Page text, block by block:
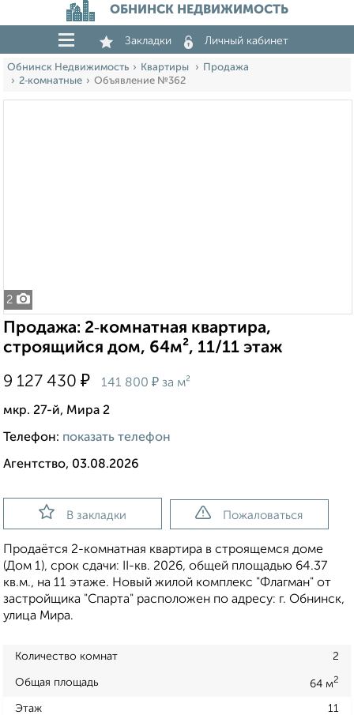
ОБНИНСК НЕДВИЖИМОСТЬ
Закладки Личный кабинет
Обнинск Недвижимость Квартиры
Продажа
2‑комнатные
Объявление №362
2
Продажа: 2‑комнатная квартира,
строящийся дом, 64м², 11/11 этаж
9 127 430 ₽ 141 800 ₽ за м²
мкр. 27-й, Мира 2
Телефон: показать телефон
Агентство, 03.08.2026
В закладки Пожаловаться
Продаётся 2-комнатная квартира в строящемся доме
(Дом 1), срок сдачи: II-кв. 2026, общей площадью 64.37
кв.м., на 11 этаже. Новый жилой комплекс "Флагман" от
застройщика "Спарта" расположен по адресу: г. Обнинск,
улица Мира.
Количество комнат 2
Общая площадь 64 м2
Этаж 11